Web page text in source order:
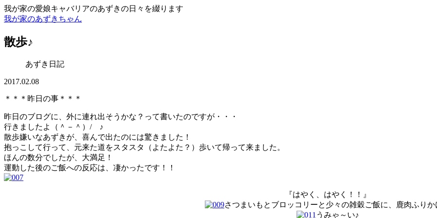
我が家の愛娘キャバリアのあずきの日々を綴ります
我が家のあずきちゃん
散歩♪
あずき日記
2017.02.08
＊＊＊昨日の事＊＊＊
昨日のブログに、外に連れ出そうかな？って書いたのですが・・・
行きましたよ（＾－＾）/ ♪
散歩嫌いなあずきが、喜んで出たのには驚きました！
抱っこして行って、元来た道をスタスタ（よたよた？）歩いて帰って来ました。
ほんの数分でしたが、大満足！
運動した後のご飯への反応は、凄かったです！！
『はやく、はやく！！』
さつまいもとブロッコリーと少々の雑穀ご飯に、鹿肉ふり
うみゃ～い♪